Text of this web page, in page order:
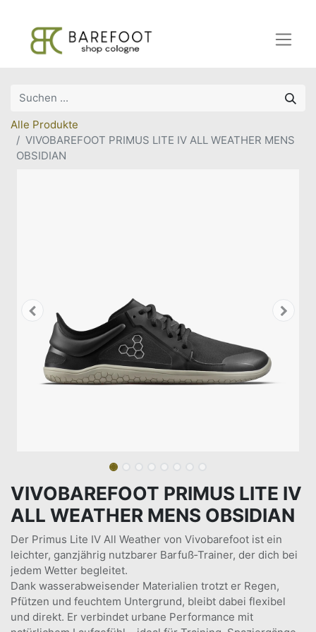
Alle Produkte
VIVOBAREFOOT PRIMUS LITE IV ALL WEATHER MENS
OBSIDIAN
VIVOBAREFOOT PRIMUS LITE IV
ALL WEATHER MENS OBSIDIAN
Der Primus Lite IV All Weather von Vivobarefoot ist ein
leichter, ganzjährig nutzbarer Barfuß‑Trainer, der dich bei
jedem Wetter begleitet.
Dank wasserabweisender Materialien trotzt er Regen,
Pfützen und feuchtem Untergrund, bleibt dabei flexibel
und direkt. Er verbindet urbane Performance mit